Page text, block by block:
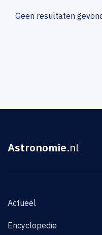
Geen resultaten
Astronomie.nl
Actueel
Encyclopedie